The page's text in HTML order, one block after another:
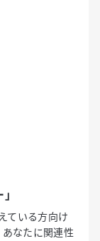
ている方向け
なたに関連性